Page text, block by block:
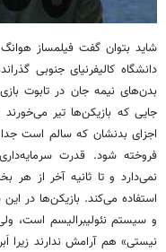
شاید بتوان گفت فیلمساز هوانگ
دانشگاه کالیفرنیای جنوبی
بدن‌های نیمه جان در تابوت
جایی که بازیکن‌ها تیر
اجزای بدنشان که سالم است جدا
فروخته شود. قدرت
نمی‌دارد و تا ثانیه آخر از هر
استفاده می‌کند. بازیکن‌ها در
و سیستم نئولیبرالیسم است،
نیستی» هم آرامش ندارند زیرا